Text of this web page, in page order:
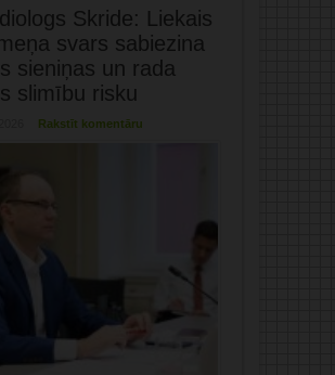
Skride: Liekais
svars sabiezina
sieniņas un rada
slimību risku
Rakstīt komentāru